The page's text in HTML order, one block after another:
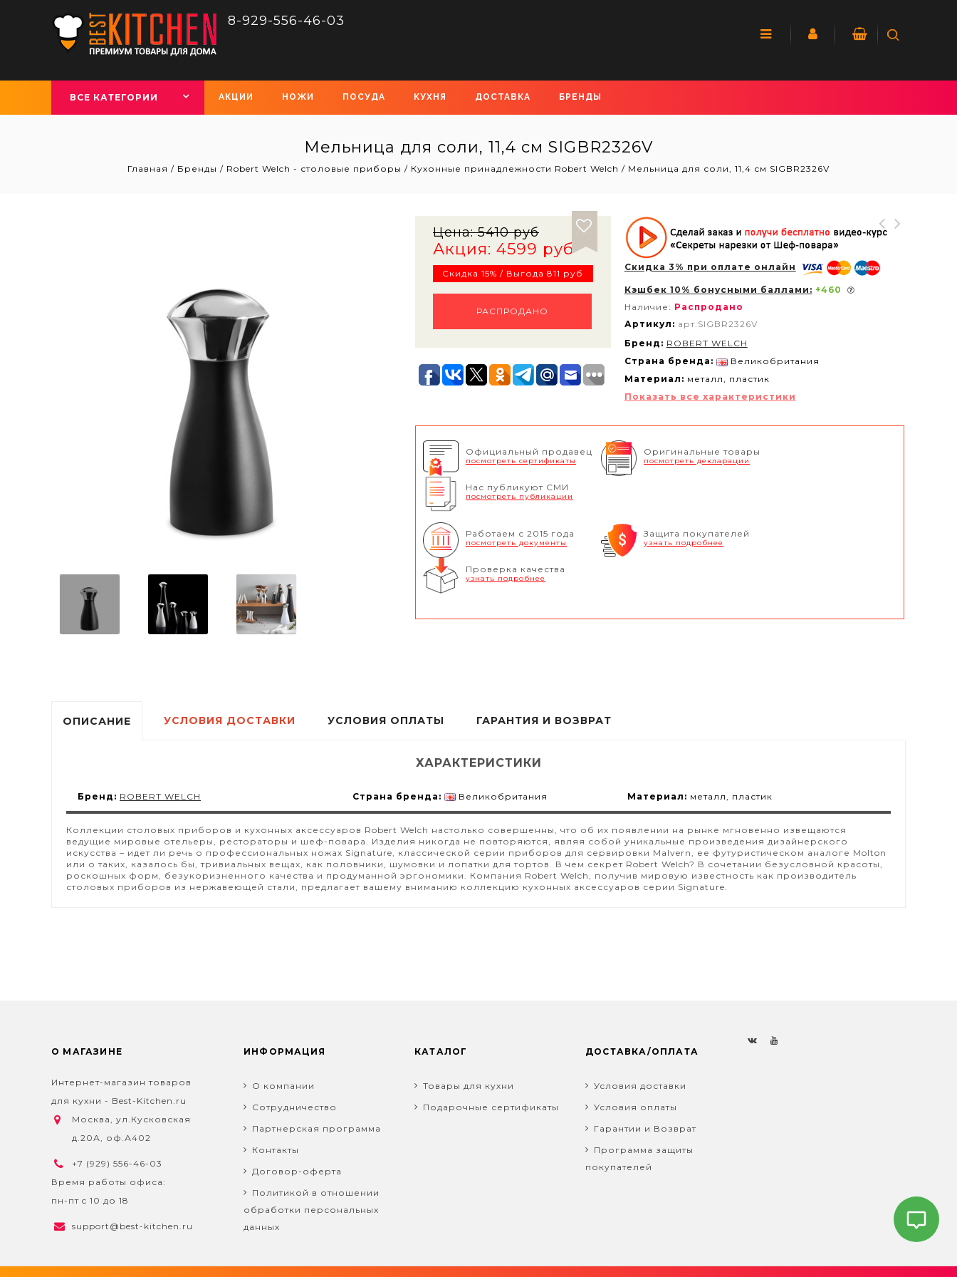
8-929-556-46-03
ВСЕ КАТЕГОРИИ АКЦИИ НОЖИ ПОСУДА КУХНЯ ДОСТАВКА БРЕНДЫ
Мельница для соли, 11,4 см SIGBR2326V
Главная / Бренды / Robert Welch - столовые приборы / Кухонные принадлежности Robert Welch / Мельница для соли, 11,4 см SIGBR2326V
Цена: 5410 руб
Акция: 4599 руб
Скидка 15% / Выгода 811 руб
РАСПРОДАНО
Скидка 3% при оплате онлайн
Кэшбек 10% бонусными баллами: +460
Наличие: Распродано
Артикул: арт.SIGBR2326V
Бренд: ROBERT WELCH
Страна бренда:
Великобритания
Материал: металл, пластик
Показать все характеристики
Официальный продавец
посмотреть сертификаты
Оригинальные товары
посмотреть декларации
Нас публикуют СМИ
посмотреть публикации
Работаем с 2015 года
посмотреть документы
Защита покупателей
узнать подробнее
Проверка качества
узнать подробнее
ОПИСАНИЕ
ХАРАКТЕРИСТИКИ
Бренд: ROBERT WELCH Страна бренда: Великобритания Материал: металл, пластик
Коллекции столовых приборов и кухонных аксессуаров Robert Welch настолько совершенны, что об их появлении на рынке мгновенно извещаются
ведущие мировые отельеры, рестораторы и шеф-повара. Изделия никогда не повторяются, являя собой уникальные произведения дизайнерского
искусства – идет ли речь о профессиональных ножах Signature, классической серии приборов для сервировки Malvern, ее футуристическом аналоге Molton
или о таких, казалось бы, тривиальных вещах, как половники, шумовки и лопатки для тортов. В чем секрет Robert Welch? В сочетании безусловной красоты,
роскошных форм, безукоризненного качества и продуманной эргономики. Компания Robert Welch, получив мировую известность как производитель
столовых приборов из нержавеющей стали, предлагает вашему вниманию коллекцию кухонных аксессуаров серии Signature.
УСЛОВИЯ ДОСТАВКИ УСЛОВИЯ ОПЛАТЫ ГАРАНТИЯ И ВОЗВРАТ
О МАГАЗИНЕ
Интернет-магазин товаров
для кухни - Best-Kitchen.ru
Москва, ул.Кусковская
д.20А, оф.А402
+7 (929) 556-46-03
Время работы офиса:
пн-пт c 10 до 18
support@best-kitchen.ru
ИНФОРМАЦИЯ
О компании
Сотрудничество
Партнерская программа
Контакты
Договор-оферта
Политикой в отношении
обработки персональных
данных
КАТАЛОГ
Товары для кухни
Подарочные сертификаты
ДОСТАВКА/ОПЛАТА
Условия доставки
Условия оплаты
Гарантии и Возврат
Программа защиты
покупателей